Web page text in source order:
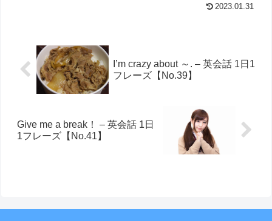
2023.01.31
I’m crazy about ～. – 英会話 1日1
フレーズ【No.39】
Give me a break！ – 英会話 1日
1フレーズ【No.41】